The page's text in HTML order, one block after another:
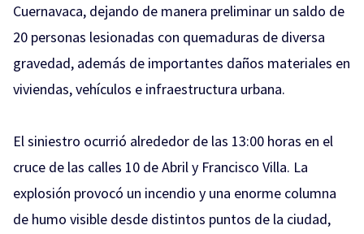
Cuernavaca, dejando de manera preliminar un saldo de
20 personas lesionadas con quemaduras de diversa
gravedad, además de importantes daños materiales en
viviendas, vehículos e infraestructura urbana.
El siniestro ocurrió alrededor de las 13:00 horas en el
cruce de las calles 10 de Abril y Francisco Villa. La
explosión provocó un incendio y una enorme columna
de humo visible desde distintos puntos de la ciudad,